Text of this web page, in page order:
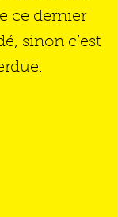
ce dernier
sinon c’est